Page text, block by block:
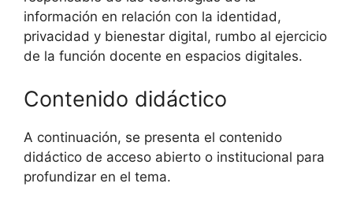
información en relación con la identidad,
privacidad y bienestar digital, rumbo al ejercicio
de la función docente en espacios digitales.
Contenido didáctico
A continuación, se presenta el contenido
didáctico de acceso abierto o institucional para
profundizar en el tema.